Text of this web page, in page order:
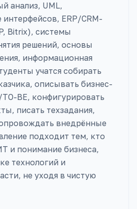
анализ, UML,
ERP/CRM-
Bitrix), системы
решений, основы
информационная
учатся собирать
описывать бизнес-
BE, конфигурировать
писать техзадания,
внедрённые
подходит тем, кто
и понимание бизнеса,
технологий и
не уходя в чистую